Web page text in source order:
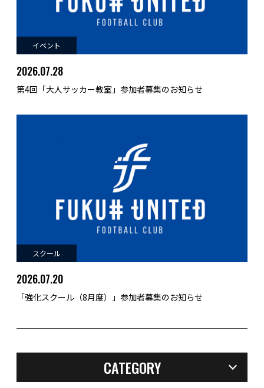
イベント
2026.07.28
第4回「大人サッカー教室」参加者募集のお知らせ
スクール
2026.07.20
「強化スクール（8月度）」参加者募集のお知らせ
CATEGORY